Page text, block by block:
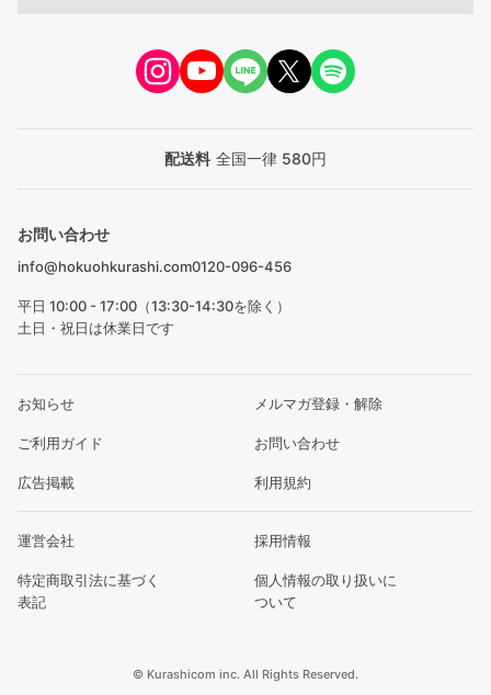
配送料 全国一律 580円
お問い合わせ
info@hokuohkurashi.com0120-096-456
平日 10:00 - 17:00（13:30-14:30を除く）
土日・祝日は休業日です
お知らせ メルマガ登録・解除
ご利用ガイド お問い合わせ
広告掲載 利用規約
運営会社 採用情報
特定商取引法に基づく
表記
個人情報の取り扱いに
ついて
© Kurashicom inc. All Rights Reserved.